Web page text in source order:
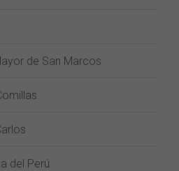
de San Marcos
del Perú